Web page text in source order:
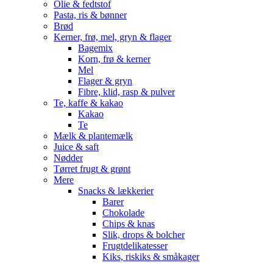
Olie & fedtstof
Pasta, ris & bønner
Brød
Kerner, frø, mel, gryn & flager
Bagemix
Korn, frø & kerner
Mel
Flager & gryn
Fibre, klid, rasp & pulver
Te, kaffe & kakao
Kakao
Te
Mælk & plantemælk
Juice & saft
Nødder
Tørret frugt & grønt
Mere
Snacks & lækkerier
Barer
Chokolade
Chips & knas
Slik, drops & bolcher
Frugtdelikatesser
Kiks, riskiks & småkager